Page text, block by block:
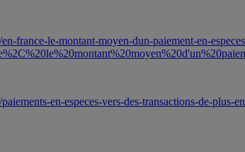
france-le-montant-moyen-dun-paiement-en-
en-especes-vers-des-transactions-de-plus-